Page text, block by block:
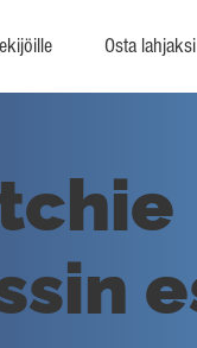
Osta lahjaksi